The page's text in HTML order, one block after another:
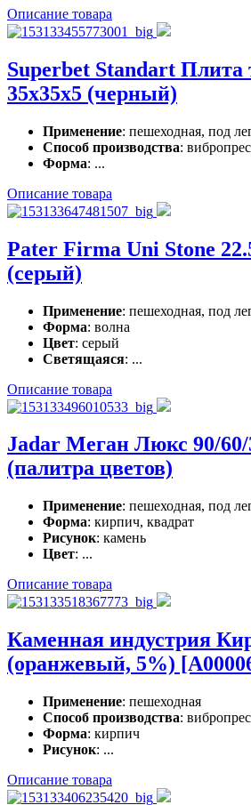
Описание товара
Superbet Standart Плита
35x35x5 (черный)
Применение: пешеходная, под
Способ производства:
Форма: ...
Описание товара
Pater Firma Uni Stone
(серый)
Применение: пешеходная, под
Форма: волна
Цвет: серый
Светящаяся: ...
Описание товара
Jadar Меган Люкс 90/60/
(палитра цветов)
Применение: пешеходная, под
Форма: кирпич, квадрат
Рисунок: камень
Цвет: ...
Описание товара
Каменная индустрия
(оранжевый, 5%)
Применение: пешеходная
Способ производства:
Форма: кирпич
Рисунок: ...
Описание товара